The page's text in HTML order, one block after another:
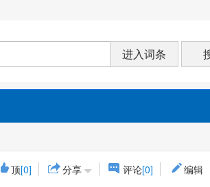
顶[0] 分享 评论[0] 编辑